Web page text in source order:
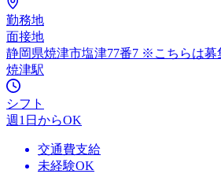
勤務地
面接地
静岡県焼津市塩津77番7 ※こちらは募
焼津駅
シフト
週1日からOK
交通費支給
未経験OK